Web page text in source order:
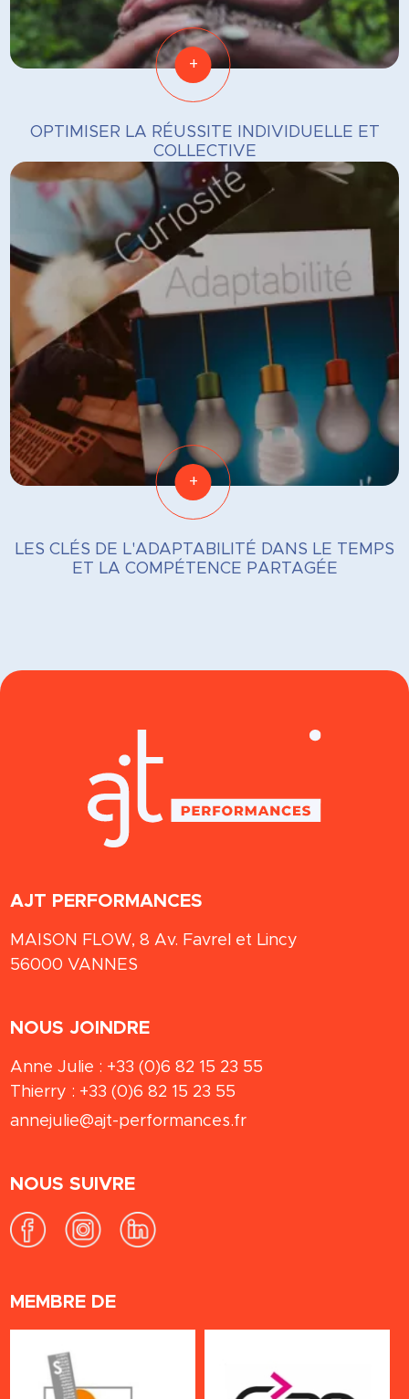
+
OPTIMISER LA RÉUSSITE INDIVIDUELLE ET
COLLECTIVE
+
LES CLÉS DE L'ADAPTABILITÉ DANS LE TEMPS
ET LA COMPÉTENCE PARTAGÉE
AJT PERFORMANCES
MAISON FLOW, 8 Av. Favrel et Lincy
56000 VANNES
NOUS JOINDRE
Anne Julie : +33 (0)6 82 15 23 55
Thierry : +33 (0)6 82 15 23 55
annejulie@ajt-performances.fr
NOUS SUIVRE
MEMBRE DE